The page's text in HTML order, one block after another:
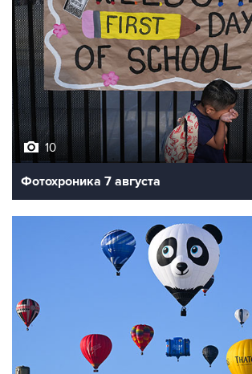
10
Фотохроника 7 августа